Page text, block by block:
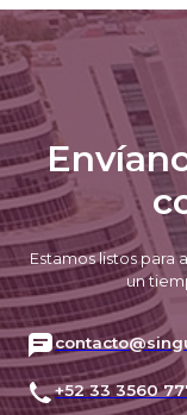
Estamos listos para
un
+52 33 3560